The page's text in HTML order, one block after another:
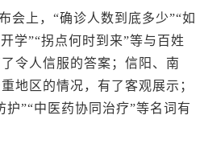
会上，“确诊人数到底多少”“如
学”“拐点何时到来”等与百姓
令人信服的答案；信阳、南
地区的情况，有了客观展示；
护”“中医药协同治疗”等名词有